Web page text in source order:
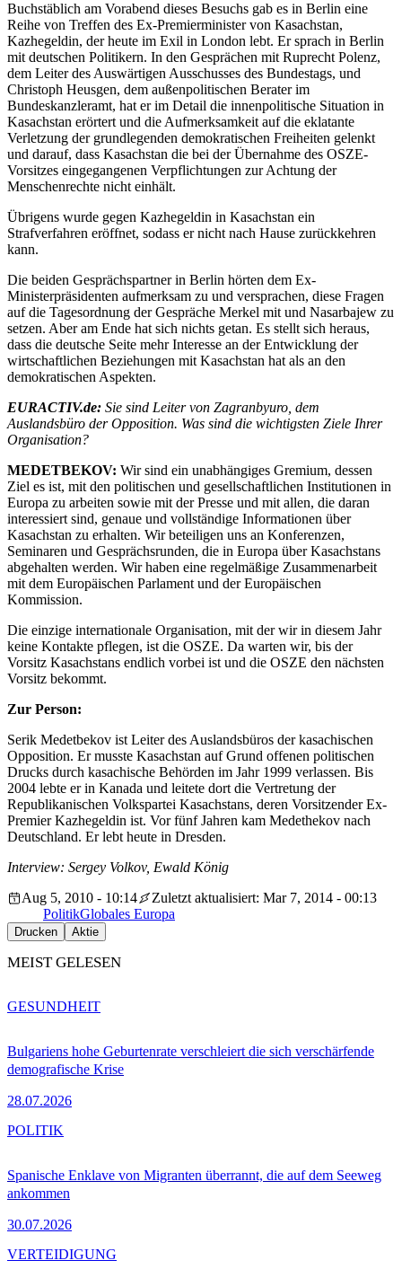
Buchstäblich am Vorabend dieses Besuchs gab es in Berlin eine
Reihe von Treffen des Ex-Premierminister von Kasachstan,
Kazhegeldin, der heute im Exil in London lebt. Er sprach in Berlin
mit deutschen Politikern. In den Gesprächen mit Ruprecht Polenz,
dem Leiter des Auswärtigen Ausschusses des Bundestags, und
Christoph Heusgen, dem außenpolitischen Berater im
Bundeskanzleramt, hat er im Detail die innenpolitische Situation in
Kasachstan erörtert und die Aufmerksamkeit auf die eklatante
Verletzung der grundlegenden demokratischen Freiheiten gelenkt
und darauf, dass Kasachstan die bei der Übernahme des OSZE-
Vorsitzes eingegangenen Verpflichtungen zur Achtung der
Menschenrechte nicht einhält.
Übrigens wurde gegen Kazhegeldin in Kasachstan ein
Strafverfahren eröffnet, sodass er nicht nach Hause zurückkehren
kann.
Die beiden Gesprächspartner in Berlin hörten dem Ex-
Ministerpräsidenten aufmerksam zu und versprachen, diese Fragen
auf die Tagesordnung der Gespräche Merkel mit und Nasarbajew zu
setzen. Aber am Ende hat sich nichts getan. Es stellt sich heraus,
dass die deutsche Seite mehr Interesse an der Entwicklung der
wirtschaftlichen Beziehungen mit Kasachstan hat als an den
demokratischen Aspekten.
EURACTIV.de: Sie sind Leiter von Zagranbyuro, dem
Auslandsbüro der Opposition. Was sind die wichtigsten Ziele Ihrer
Organisation?
MEDETBEKOV: Wir sind ein unabhängiges Gremium, dessen
Ziel es ist, mit den politischen und gesellschaftlichen Institutionen in
Europa zu arbeiten sowie mit der Presse und mit allen, die daran
interessiert sind, genaue und vollständige Informationen über
Kasachstan zu erhalten. Wir beteiligen uns an Konferenzen,
Seminaren und Gesprächsrunden, die in Europa über Kasachstans
abgehalten werden. Wir haben eine regelmäßige Zusammenarbeit
mit dem Europäischen Parlament und der Europäischen
Kommission.
Die einzige internationale Organisation, mit der wir in diesem Jahr
keine Kontakte pflegen, ist die OSZE. Da warten wir, bis der
Vorsitz Kasachstans endlich vorbei ist und die OSZE den nächsten
Vorsitz bekommt.
Zur Person:
Serik Medetbekov ist Leiter des Auslandsbüros der kasachischen
Opposition. Er musste Kasachstan auf Grund offenen politischen
Drucks durch kasachische Behörden im Jahr 1999 verlassen. Bis
2004 lebte er in Kanada und leitete dort die Vertretung der
Republikanischen Volkspartei Kasachstans, deren Vorsitzender Ex-
Premier Kazhegeldin ist. Vor fünf Jahren kam Medethekov nach
Deutschland. Er lebt heute in Dresden.
Interview: Sergey Volkov, Ewald König
Aug 5, 2010 - 10:14
Zuletzt aktualisiert: Mar 7, 2014 - 00:13
PolitikGlobales Europa
Drucken Aktie
MEIST GELESEN
Bulgariens hohe Geburtenrate verschleiert die sich verschärfende
demografische Krise
28.07.2026
GESUNDHEIT
Spanische Enklave von Migranten überrannt, die auf dem Seeweg
ankommen
30.07.2026
POLITIK
VERTEIDIGUNG